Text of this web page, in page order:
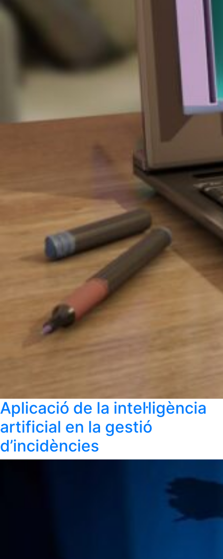
Aplicació de la intel·ligència
artificial en la gestió
d’incidències